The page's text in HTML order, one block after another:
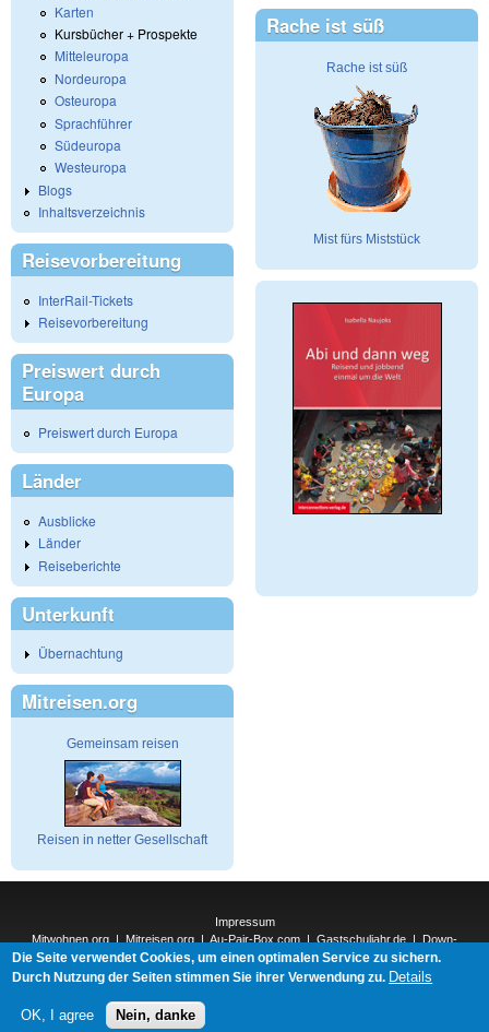
Karten
Kursbücher + Prospekte
Mitteleuropa
Nordeuropa
Osteuropa
Sprachführer
Südeuropa
Westeuropa
Blogs
Inhaltsverzeichnis
Reisevorbereitung
InterRail-Tickets
Reisevorbereitung
Preiswert durch
Europa
Preiswert durch Europa
Länder
Ausblicke
Länder
Reiseberichte
Unterkunft
Übernachtung
Mitreisen.org
Gemeinsam reisen
Reisen in netter Gesellschaft
Rache ist süß
Rache ist süß
Mist fürs Miststück
Impressum
Mitwohnen.org | Mitreisen.org | Au-Pair-Box.com | Gastschuljahr.de | Down-
Under.org |Elderpair.com|
Interconnections-Verlag.de|Natur-und-Umwelt.org|ReiseTops.com|
Die Seite verwendet Cookies, um einen optimalen Service zu sichern.
Durch Nutzung der Seiten stimmen Sie ihrer Verwendung zu. Details
OK, I agree Nein, danke